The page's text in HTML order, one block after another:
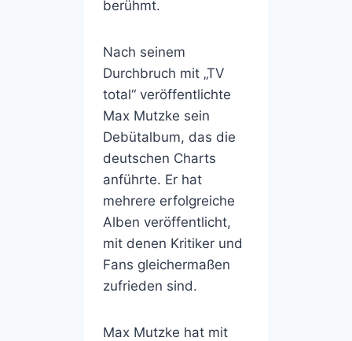
berühmt.
Nach seinem
Durchbruch mit „TV
total“ veröffentlichte
Max Mutzke sein
Debütalbum, das die
deutschen Charts
anführte. Er hat
mehrere erfolgreiche
Alben veröffentlicht,
mit denen Kritiker und
Fans gleichermaßen
zufrieden sind.
Max Mutzke hat mit